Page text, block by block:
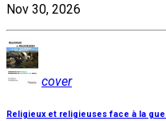
Nov 30, 2026
cover
Religieux et religieuses face à la